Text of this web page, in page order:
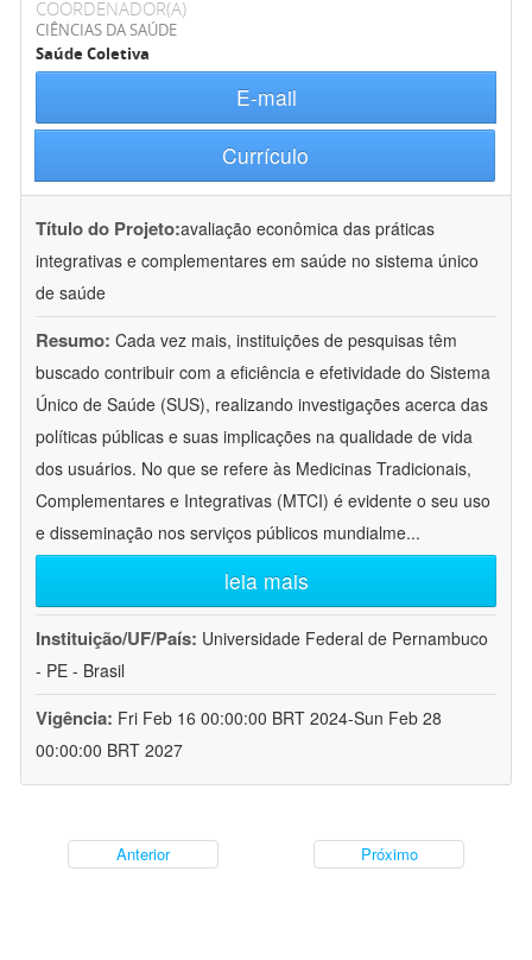
COORDENADOR(A)
CIÊNCIAS DA SAÚDE
Saúde Coletiva
E-mail
Currículo
Título do Projeto:avaliação econômica das práticas
integrativas e complementares em saúde no sistema único
de saúde
Resumo: Cada vez mais, instituições de pesquisas têm
buscado contribuir com a eficiência e efetividade do Sistema
Único de Saúde (SUS), realizando investigações acerca das
políticas públicas e suas implicações na qualidade de vida
dos usuários. No que se refere às Medicinas Tradicionais,
Complementares e Integrativas (MTCI) é evidente o seu uso
e disseminação nos serviços públicos mundialme...
leia mais
Instituição/UF/País: Universidade Federal de Pernambuco
- PE - Brasil
Vigência: Fri Feb 16 00:00:00 BRT 2024-Sun Feb 28
00:00:00 BRT 2027
Anterior Próximo